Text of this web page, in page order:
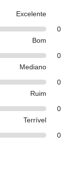
Excelente
0
Bom
0
Mediano
0
Ruim
0
Terrível
0